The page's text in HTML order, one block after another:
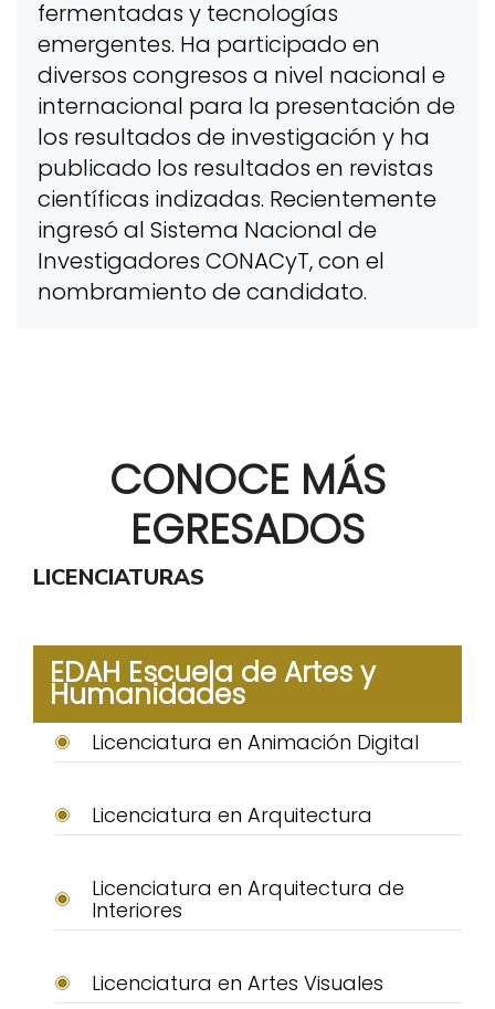
fermentadas y tecnologías
emergentes. Ha participado en
diversos congresos a nivel nacional e
internacional para la presentación de
los resultados de investigación y ha
publicado los resultados en revistas
científicas indizadas. Recientemente
ingresó al Sistema Nacional de
Investigadores CONACyT, con el
nombramiento de candidato.
CONOCE MÁS
EGRESADOS
LICENCIATURAS
EDAH Escuela de Artes y
Humanidades
Licenciatura en Animación Digital
Licenciatura en Arquitectura
Licenciatura en Arquitectura de
Interiores
Licenciatura en Artes Visuales